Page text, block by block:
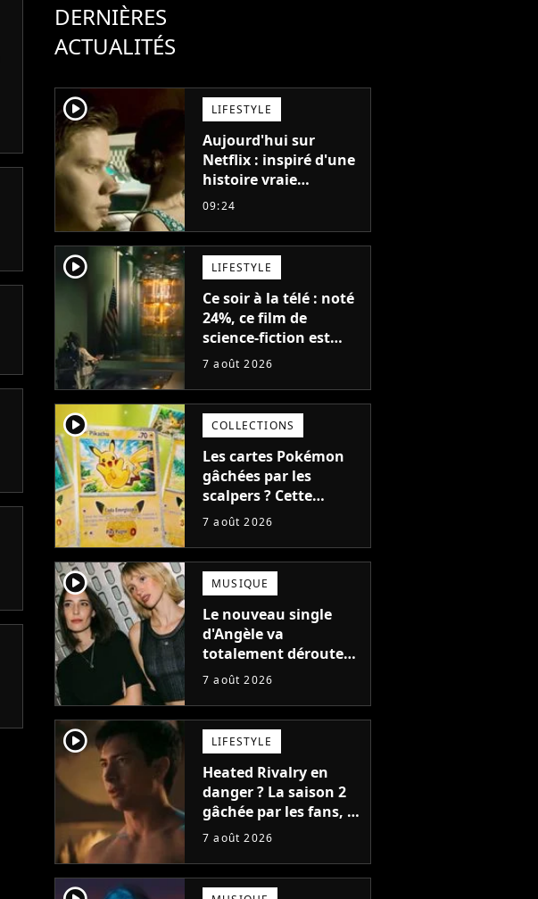
DERNIÈRES
ACTUALITÉS
player2 LIFESTYLE
Aujourd'hui sur
Netflix : inspiré d'une
histoire vraie
glaçante, c'est l'un
21ème siècle
09:24
player2 LIFESTYLE
Ce soir à la télé : noté
24%, ce film de
science-fiction est
complètement raté,
encore pire à cause de
son acteur
7 août 2026
player2 COLLECTIONS
Les cartes Pokémon
gâchées par les
scalpers ? Cette
technique géniale
ruiner les revendeurs
7 août 2026
player2 MUSIQUE
Le nouveau single
d'Angèle va
totalement dérouter
le public, et c'est une
7 août 2026
player2 LIFESTYLE
Heated Rivalry en
danger ? La saison 2
gâchée par les fans, le
créateur pousse un
7 août 2026